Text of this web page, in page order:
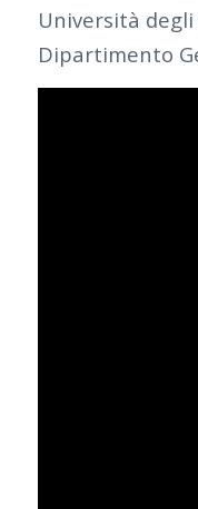
Università degli
Dipartimento